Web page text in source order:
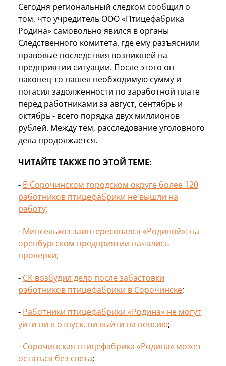
Сегодня региональный следком сообщил о
том, что учредитель ООО «Птицефабрика
Родина» самовольно явился в органы
Следственного комитета, где ему разъяснили
правовые последствия возникшей на
предприятии ситуации. После этого он
наконец-то нашел необходимую сумму и
погасил задолженности по заработной плате
перед работниками за август, сентябрь и
октябрь - всего порядка двух миллионов
рублей. Между тем, расследование уголовного
дела продолжается.
ЧИТАЙТЕ ТАКЖЕ ПО ЭТОЙ ТЕМЕ:
- В Сорочинском городском округе более 120
работников птицефабрики не вышли на
работу;
- Минсельхоз заинтересовался «Родиной»: на
оренбургском предприятии начались
проверки;
- СК возбудил дело после забастовки
работников птицефабрики в Сорочинске;
- Работники птицефабрики «Родина» не могут
уйти ни в отпуск, ни выйти на пенсию;
- Сорочинская птицефабрика «Родина» может
остаться без света;